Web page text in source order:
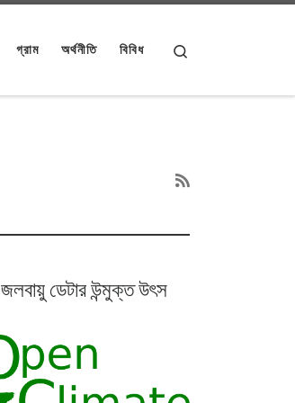
গ্রাম অর্থনীতি বিবিধ
জলবায়ু ডেটার উন্মুক্ত উৎস